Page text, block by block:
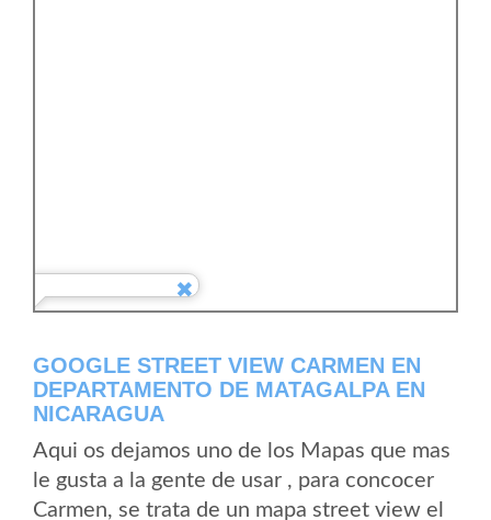
GOOGLE STREET VIEW CARMEN EN
DEPARTAMENTO DE MATAGALPA EN
NICARAGUA
Aqui os dejamos uno de los Mapas que mas
le gusta a la gente de usar , para concocer
Carmen, se trata de un mapa street view el